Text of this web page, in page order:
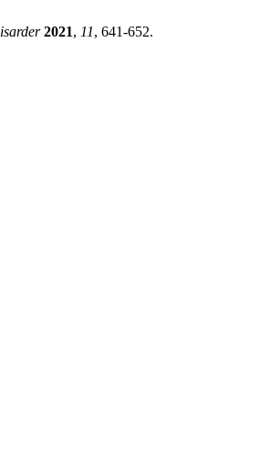
isarder 2021, 11, 641-652.